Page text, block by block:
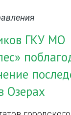
ГКУ МО
Озерах